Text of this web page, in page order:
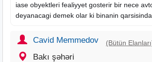
iase obyektleri fealiyyet gosterir bir nece
deyanacagi demek olar ki binanin
Cavid Memmedov (Bütün
Bakı şəhəri